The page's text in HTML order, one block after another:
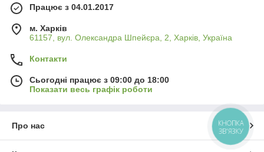
Працює з 04.01.2017
м. Харків
61157, вул. Олександра Шпейєра, 2, Харків, Україна
Контакти
Сьогодні працює з 09:00 до 18:00
Показати весь графік роботи
Про нас
КНОПКА
ЗВ'ЯЗКУ